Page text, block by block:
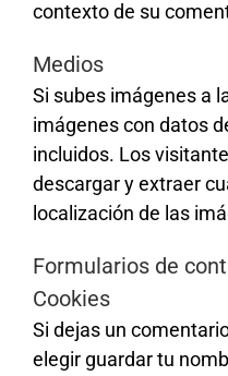
contexto de su
Medios
Si subes imágenes a
imágenes con datos
incluidos. Los
descargar y extraer
localización de las
Formularios de
Cookies
Si dejas un
elegir guardar tu